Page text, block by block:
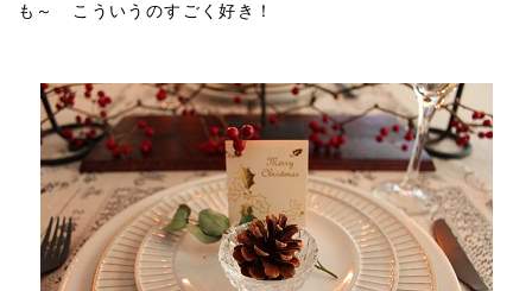
も～ こういうのすごく好き！